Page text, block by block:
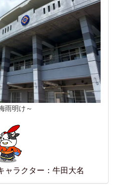
雨明け～
ャラクター：牛田大名